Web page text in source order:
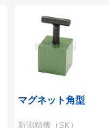
マグネット角型
新潟精機（SK）